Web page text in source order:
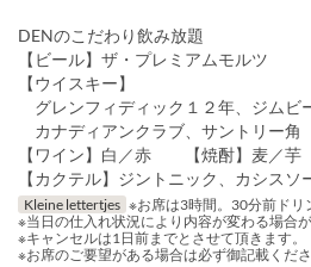
DENのこだわり飲み放題
【ビール】ザ・プレミアムモルツ
【ウイスキー】
グレンフィディック１２年、ジムビ
カナディアンクラブ、サントリー角
【ワイン】白／赤 【焼酎】麦／芋
【カクテル】ジントニック、カシス
Kleine lettertjes ※お席は3時間。30分前ドリ
※当日の仕入れ状況により内容が変わる場合が
※キャンセルは1日前までとさせて頂きます。
※お席のご要望がある場合は必ず御記載くださ